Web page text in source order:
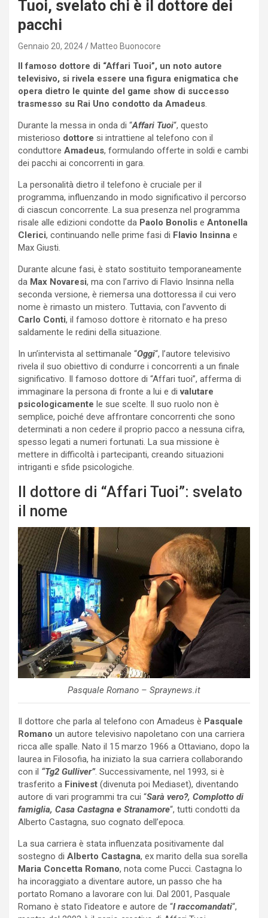
Tuoi, svelato chi è il dottore dei
pacchi
Gennaio 20, 2024 Matteo Buonocore
Il famoso dottore di “Affari Tuoi”, un noto autore
televisivo, si rivela essere una figura enigmatica che
opera dietro le quinte del game show di successo
trasmesso su Rai Uno condotto da Amadeus.
Durante la messa in onda di “Affari Tuoi“, questo
misterioso dottore si intrattiene al telefono con il
conduttore Amadeus, formulando offerte in soldi e cambi
dei pacchi ai concorrenti in gara.
La personalità dietro il telefono è cruciale per il
programma, influenzando in modo significativo il percorso
di ciascun concorrente. La sua presenza nel programma
risale alle edizioni condotte da Paolo Bonolis e Antonella
Clerici, continuando nelle prime fasi di Flavio Insinna e
Max Giusti.
Durante alcune fasi, è stato sostituito temporaneamente
da Max Novaresi, ma con l’arrivo di Flavio Insinna nella
seconda versione, è riemersa una dottoressa il cui vero
nome è rimasto un mistero. Tuttavia, con l’avvento di
Carlo Conti, il famoso dottore è ritornato e ha preso
saldamente le redini della situazione.
In un’intervista al settimanale “Oggi“, l’autore televisivo
rivela il suo obiettivo di condurre i concorrenti a un finale
significativo. Il famoso dottore di “Affari tuoi”, afferma di
immaginare la persona di fronte a lui e divalutare
psicologicamente le sue scelte. Il suo ruolo non è
semplice, poiché deve affrontare concorrenti che sono
determinati a non cedere il proprio pacco a nessuna cifra,
spesso legati a numeri fortunati. La sua missione è
mettere in difficoltà i partecipanti, creando situazioni
intriganti e sfide psicologiche.
Il dottore di “Affari Tuoi”: svelato
il nome
Pasquale Romano – Spraynews.it
Il dottore che parla al telefono con Amadeus è Pasquale
Romano un autore televisivo napoletano con una carriera
ricca alle spalle. Nato il 15 marzo 1966 a Ottaviano, dopo la
laurea in Filosofia, ha iniziato la sua carriera collaborando
con il “Tg2 Gulliver”. Successivamente, nel 1993, si è
trasferito a Finivest (divenuta poi Mediaset), diventando
autore di vari programmi tra cui “Sarà vero?, Complotto di
famiglia, Casa Castagna e Stranamore“, tutti condotti da
Alberto Castagna, suo cognato dell’epoca.
La sua carriera è stata influenzata positivamente dal
sostegno di Alberto Castagna, ex marito della sua sorella
Maria Concetta Romano, nota come Pucci. Castagna lo
ha incoraggiato a diventare autore, un passo che ha
portato Romano a lavorare con lui. Dal 2001, Pasquale
Romano è stato l’ideatore e autore de “I raccomandati“,